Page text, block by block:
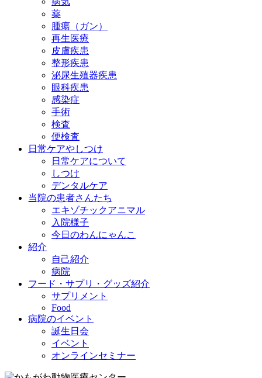
薬
腫瘍（ガン）
再生医療
皮膚疾患
整形疾患
泌尿生殖器疾患
眼科疾患
感染症
手術
検査
便検査
日常ケアやしつけ
日常ケアについて
しつけ
デンタルケア
当院の患者さんたち
エキゾチックアニマル
入院様子
今日のわんにゃんこ
紹介
自己紹介
病院
フード・サプリ・グッズ紹介
サプリメント
Food
病院のイベント
誕生日会
イベント
オンラインセミナー